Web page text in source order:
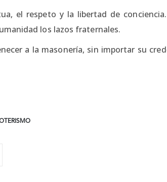
el respeto y la libertad de
los lazos fraternales.
a la masonería, sin importar su